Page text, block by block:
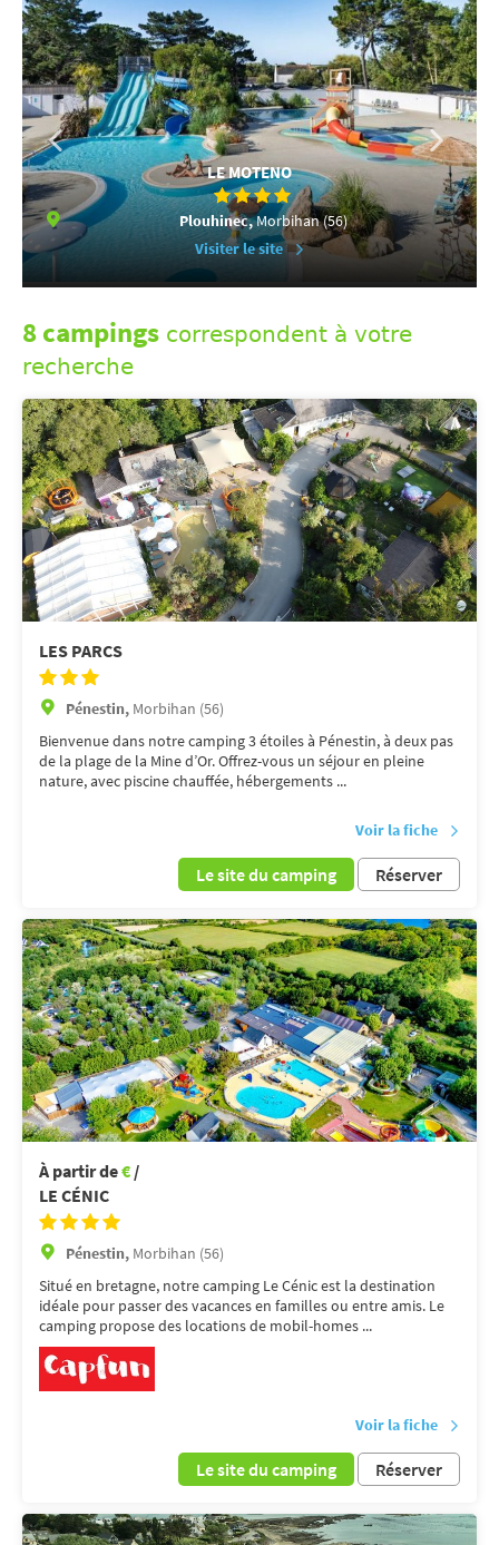
LE MOTENO
Plouhinec,Morbihan (56)
Visiter le site
8 campings correspondent à votre
recherche
LES PARCS
Pénestin, Morbihan (56)
Bienvenue dans notre camping 3 étoiles à Pénestin, à deux pas
de la plage de la Mine d’Or. Offrez-vous un séjour en pleine
nature, avec piscine chauffée, hébergements ...
Voir la fiche
Le site du camping Réserver
À partir de€ /
LE CÉNIC
Pénestin, Morbihan (56)
Situé en bretagne, notre camping Le Cénic est la destination
idéale pour passer des vacances en familles ou entre amis. Le
camping propose des locations de mobil-homes ...
Voir la fiche
Le site du camping Réserver